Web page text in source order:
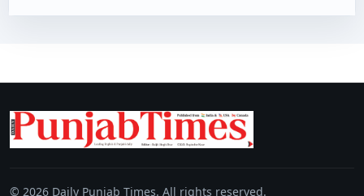
© 2026 Daily Punjab Times. All rights reserved.